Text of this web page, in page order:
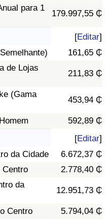
para 1
179.997,55 ₵
[Editar]
161,65 ₵
de Lojas
211,83 ₵
(Gama
453,94 ₵
592,89 ₵
[Editar]
da Cidade
6.672,37 ₵
Centro
2.778,40 ₵
da
12.951,73 ₵
Centro 5.794,04 ₵